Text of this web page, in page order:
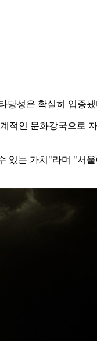
당성은 확실히 입증
적인 문화강국으로
는 가치"라며 "서